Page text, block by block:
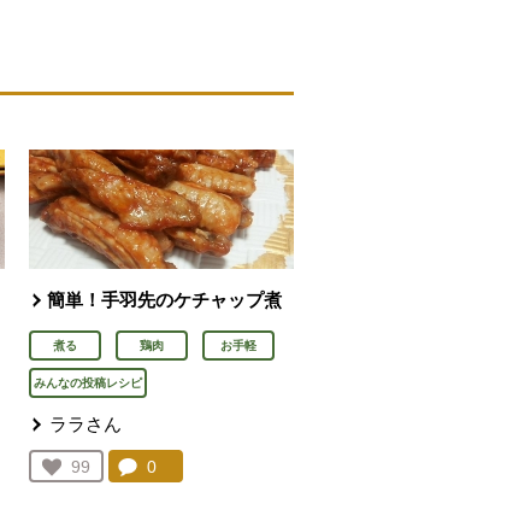
簡単！手羽先のケチャップ煮
煮る 鶏肉 お手軽
みんなの投稿レシピ
ララさん
お気に入り登録：
99
人が登録
コメント：
0件。コメントを見る。